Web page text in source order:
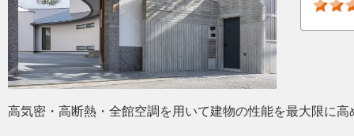
高気密・高断熱・全館空調を用いて建物の性能を最大限に